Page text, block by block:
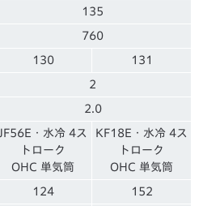
135
760
130 131
2
2.0
JF56E・水冷 4ス
トローク
OHC 単気筒
KF18E・水冷 4ス
トローク
OHC 単気筒
124 152